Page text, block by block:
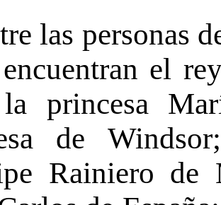
las personas
el
princesa
de
Rainiero de